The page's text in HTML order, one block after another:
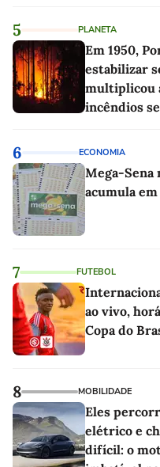
5 PLANETA
Em 1950,
estabilizar
multiplicou
incêndios
6 ECONOMIA
Mega-Sena
acumula em
7 FUTEBOL
ao vivo,
Copa do
8 MOBILIDADE
Eles
elétrico e
difícil: o